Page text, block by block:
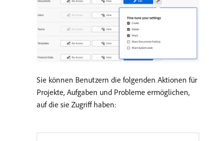
Sie können Benutzern die folgenden Aktionen für
Projekte, Aufgaben und Probleme ermöglichen,
auf die sie Zugriff haben: